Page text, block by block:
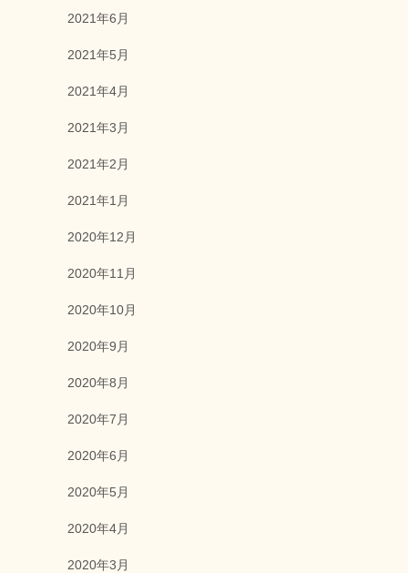
2021年6月
2021年5月
2021年4月
2021年3月
2021年2月
2021年1月
2020年12月
2020年11月
2020年10月
2020年9月
2020年8月
2020年7月
2020年6月
2020年5月
2020年4月
2020年3月